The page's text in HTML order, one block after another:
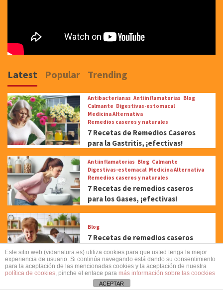
Latest Popular Trending
Antibacterianas Antiinflamatorias Blog
Calmante Digestivas-estomacal
Medicina Alternativa
Remedios caseros y naturales
7 Recetas de Remedios Caseros
para la Gastritis, ¡efectivas!
Antiinflamatorias Blog Calmante
Digestivas-estomacal Medicina Alternativa
Remedios caseros y naturales
7 Recetas de remedios caseros
para los Gases, ¡efectivas!
Blog
7 Recetas de remedios caseros
para las Flatulencias, ¡efectivas!
Antibacterianas Antiinflamatorias Blog
Expectórales
Este sitio web (vidanatura.es) utiliza cookies para que usted tenga la mejor
experiencia de usuario. Si continúa navegando está dando su consentimiento
para la aceptación de las mencionadas cookies y la aceptación de nuestra
política de cookies, pinche el enlace para más información sobre las coockies
ACEPTAR